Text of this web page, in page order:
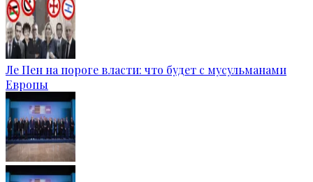
Ле Пен на пороге власти: что будет с мусульманами
Европы